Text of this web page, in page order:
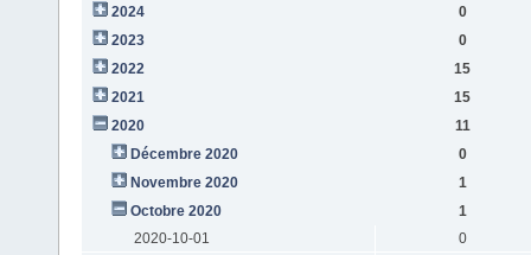
2024
0
2023
0
2022
15
2021
15
2020
11
Décembre 2020
0
Novembre 2020
1
Octobre 2020
1
2020-10-01
0